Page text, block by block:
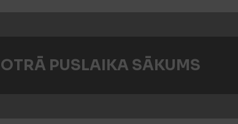
OTRĀ PUSLAIKA SĀKUMS